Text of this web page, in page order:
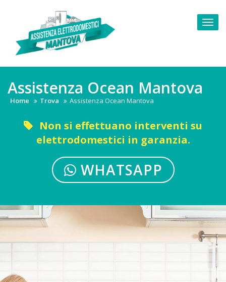
Assistenza Ocean Mantova
Home Trova Assistenza Ocean Mantova
Non si effettuano interventi su
elettrodomestici in garanzia.
WHATSAPP